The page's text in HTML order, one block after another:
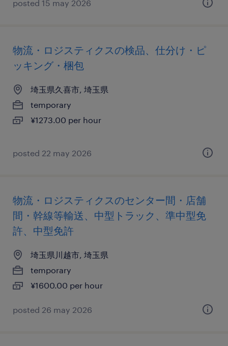
posted 15 may 2026
物流・ロジスティクスの検品、仕分け・ピ
ッキング・梱包
埼玉県久喜市, 埼玉県
temporary
¥1273.00 per hour
posted 22 may 2026
物流・ロジスティクスのセンター間・店舗
間・幹線等輸送、中型トラック、準中型免
許、中型免許
埼玉県川越市, 埼玉県
temporary
¥1600.00 per hour
posted 26 may 2026